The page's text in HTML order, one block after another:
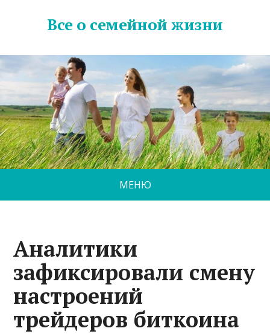
Все о семейной жизни
МЕНЮ
Аналитики
зафиксировали смену
настроений
трейдеров биткоина